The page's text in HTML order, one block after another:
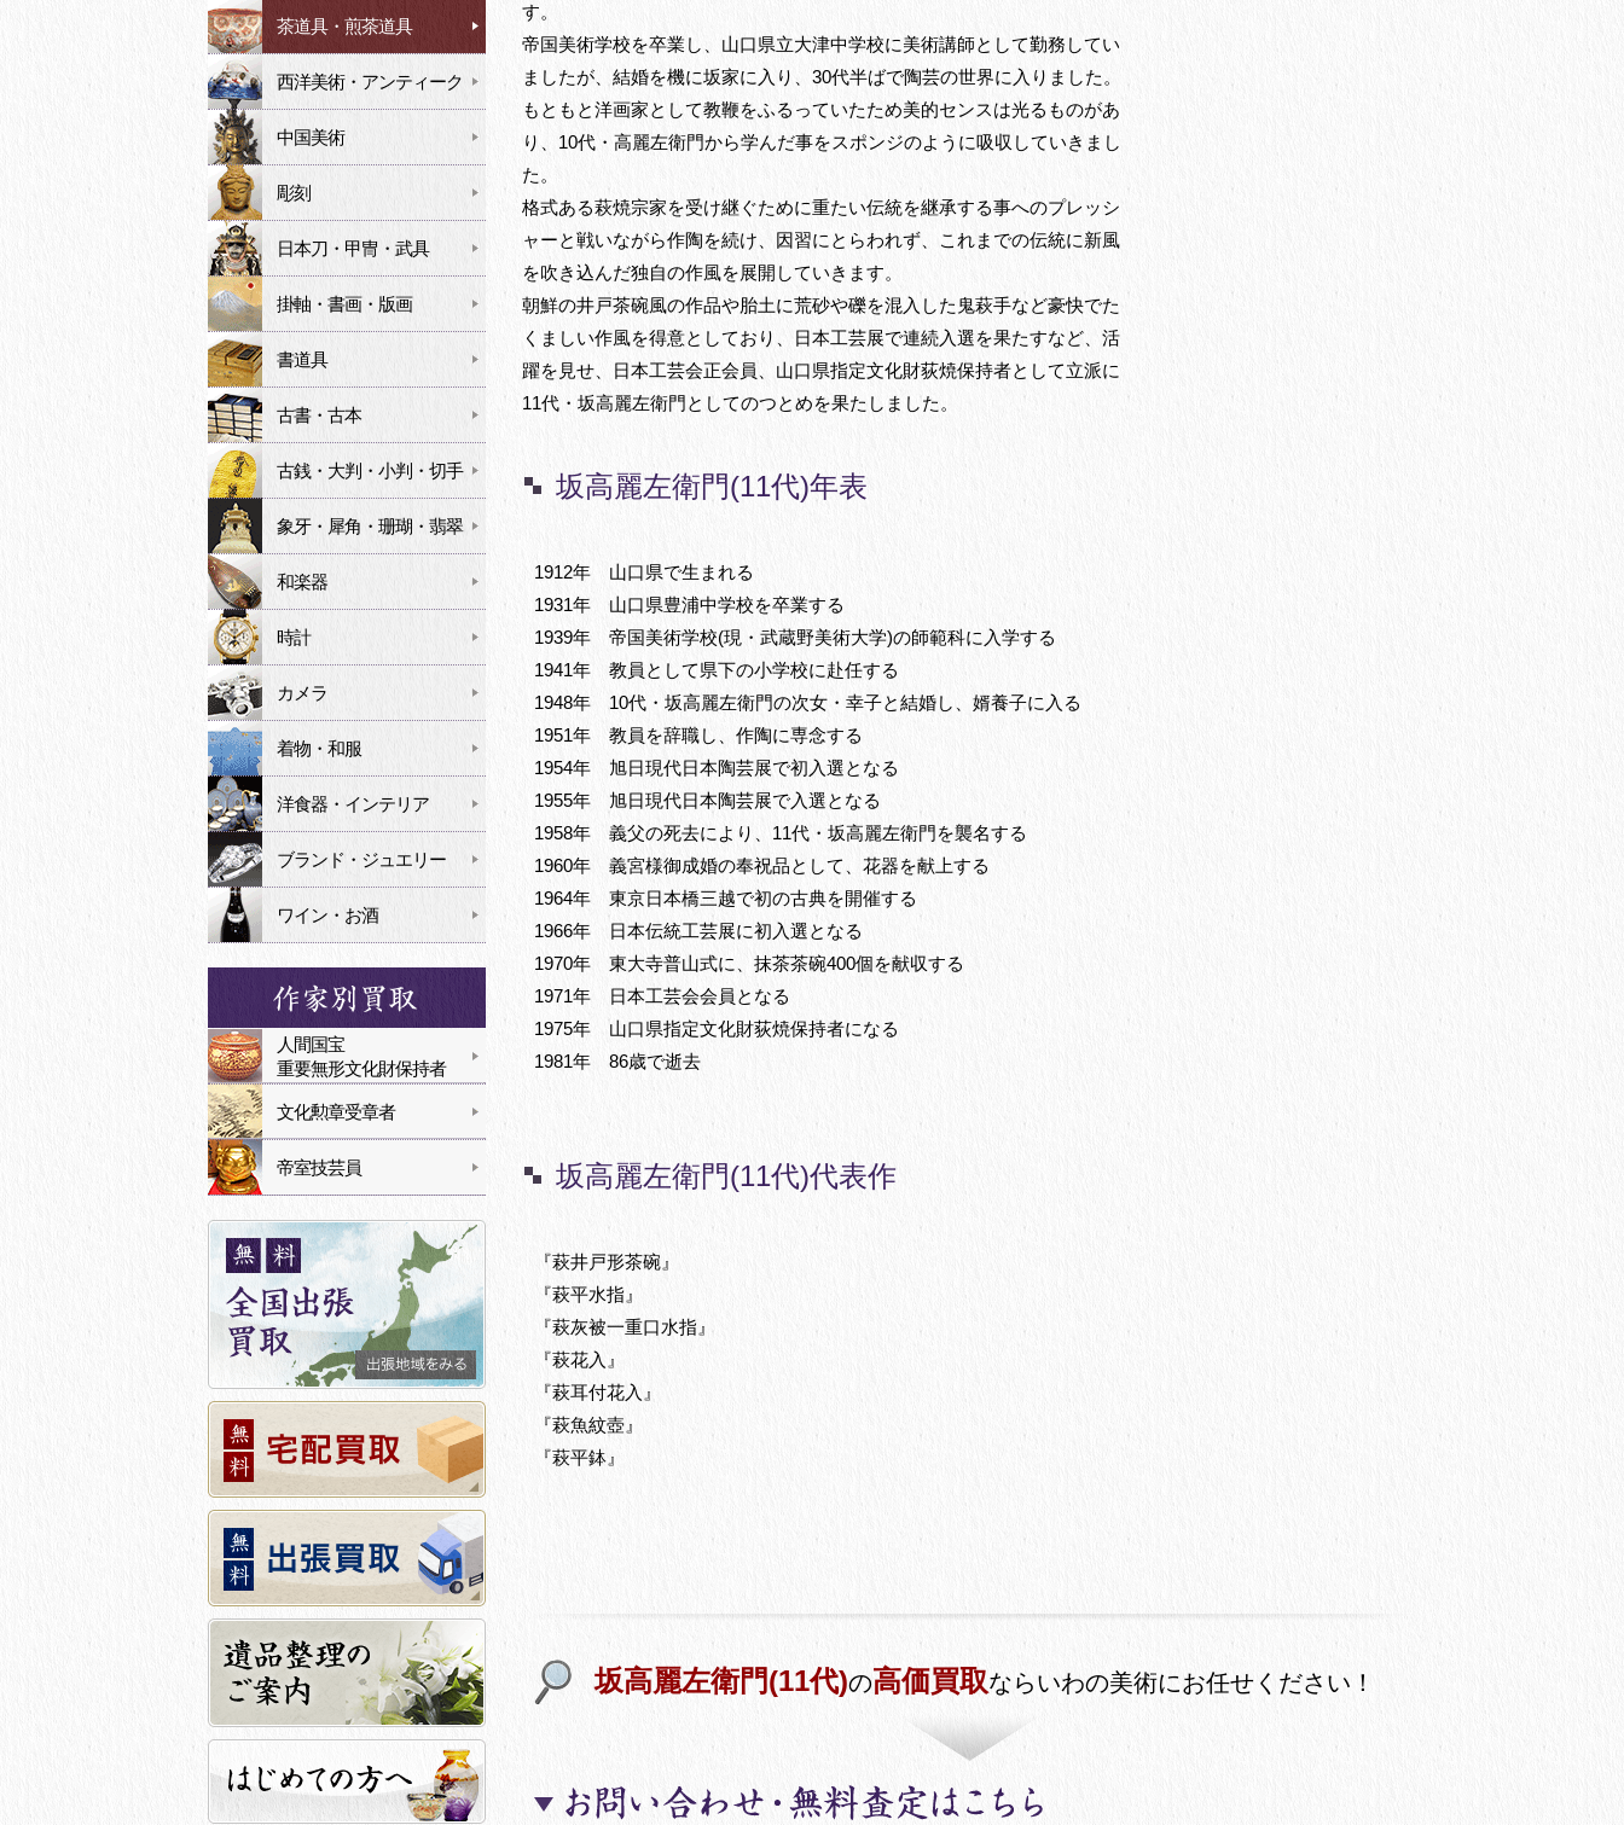
す。
帝国美術学校を卒業し、山口県立大津中学校に美術講師として勤務してい
ましたが、結婚を機に坂家に入り、30代半ばで陶芸の世界に入りました。
もともと洋画家として教鞭をふるっていたため美的センスは光るものがあ
り、10代・高麗左衛門から学んだ事をスポンジのように吸収していきまし
た。
格式ある萩焼宗家を受け継ぐために重たい伝統を継承する事へのプレッシ
ャーと戦いながら作陶を続け、因習にとらわれず、これまでの伝統に新風
を吹き込んだ独自の作風を展開していきます。
朝鮮の井戸茶碗風の作品や胎土に荒砂や礫を混入した鬼萩手など豪快でた
くましい作風を得意としており、日本工芸展で連続入選を果たすなど、活
躍を見せ、日本工芸会正会員、山口県指定文化財荻焼保持者として立派に
11代・坂高麗左衛門としてのつとめを果たしました。
坂高麗左衛門(11代)年表
1912年 山口県で生まれる
1931年 山口県豊浦中学校を卒業する
1939年 帝国美術学校(現・武蔵野美術大学)の師範科に入学する
1941年 教員として県下の小学校に赴任する
1948年 10代・坂高麗左衛門の次女・幸子と結婚し、婿養子に入る
1951年 教員を辞職し、作陶に専念する
1954年 旭日現代日本陶芸展で初入選となる
1955年 旭日現代日本陶芸展で入選となる
1958年 義父の死去により、11代・坂高麗左衛門を襲名する
1960年 義宮様御成婚の奉祝品として、花器を献上する
1964年 東京日本橋三越で初の古典を開催する
1966年 日本伝統工芸展に初入選となる
1970年 東大寺普山式に、抹茶茶碗400個を献収する
1971年 日本工芸会会員となる
1975年 山口県指定文化財荻焼保持者になる
1981年 86歳で逝去
坂高麗左衛門(11代)代表作
『萩井戸形茶碗』
『萩平水指』
『萩灰被一重口水指』
『萩花入』
『萩耳付花入』
『萩魚紋壺』
『萩平鉢』
坂高麗左衛門(11代)の高価買取ならいわの美術にお任せください！
茶道具・煎茶道具
西洋美術・アンティーク
中国美術
彫刻
日本刀・甲冑・武具
掛軸・書画・版画
書道具
古書・古本
古銭・大判・小判・切手
象牙・犀角・珊瑚・翡翠
和楽器
時計
カメラ
着物・和服
洋食器・インテリア
ブランド・ジュエリー
ワイン・お酒
人間国宝
重要無形文化財保持者
文化勲章受章者
帝室技芸員